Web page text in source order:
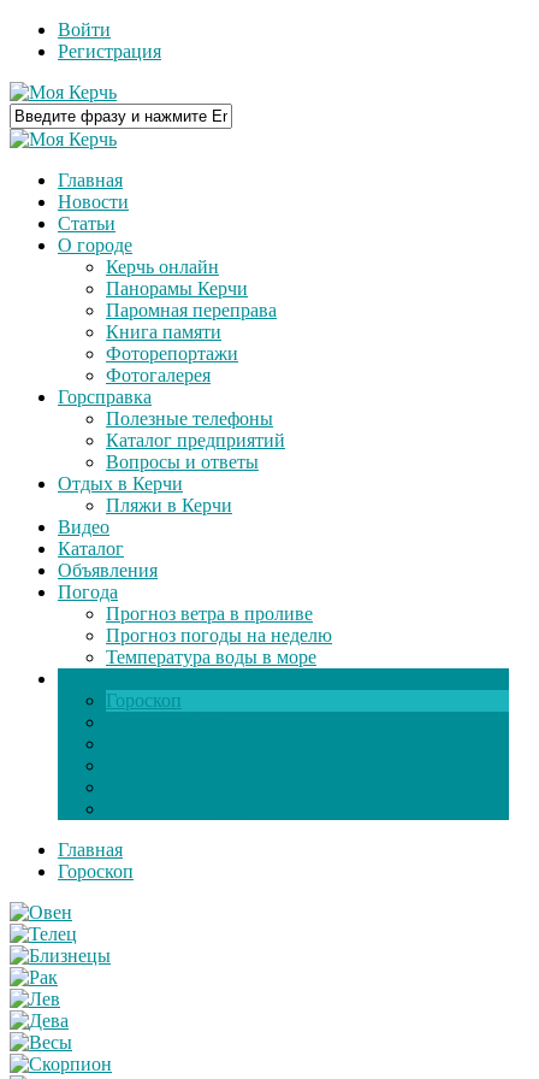
Войти
Регистрация
Главная
Новости
Статьи
О городе
Керчь онлайн
Панорамы Керчи
Паромная переправа
Книга памяти
Фоторепортажи
Фотогалерея
Горсправка
Полезные телефоны
Каталог предприятий
Вопросы и ответы
Отдых в Керчи
Пляжи в Керчи
Видео
Каталог
Объявления
Погода
Прогноз ветра в проливе
Прогноз погоды на неделю
Температура воды в море
Гороскоп
Главная
Гороскоп